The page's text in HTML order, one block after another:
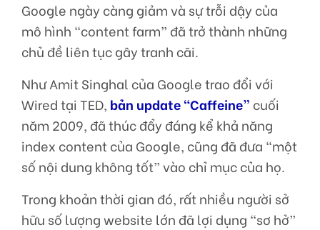
Google ngày càng giảm và sự trỗi dậy của
mô hình “content farm” đã trở thành những
chủ đề liên tục gây tranh cãi.
Như Amit Singhal của Google trao đổi với
Wired tại TED, bản update “Caffeine” cuối
năm 2009, đã thúc đẩy đáng kể khả năng
index content của Google, cũng đã đưa “một
số nội dung không tốt” vào chỉ mục của họ.
Trong khoản thời gian đó, rất nhiều người sở
hữu số lượng website lớn đã lợi dụng “sơ hở”